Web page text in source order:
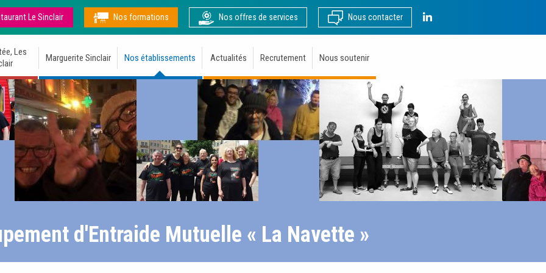
Le Sinclair Nos formations Nos offres de services Nous contacter
Les
Marguerite Sinclair Nos établissements Actualités Recrutement Nous soutenir
d'Entraide Mutuelle « La Navette »